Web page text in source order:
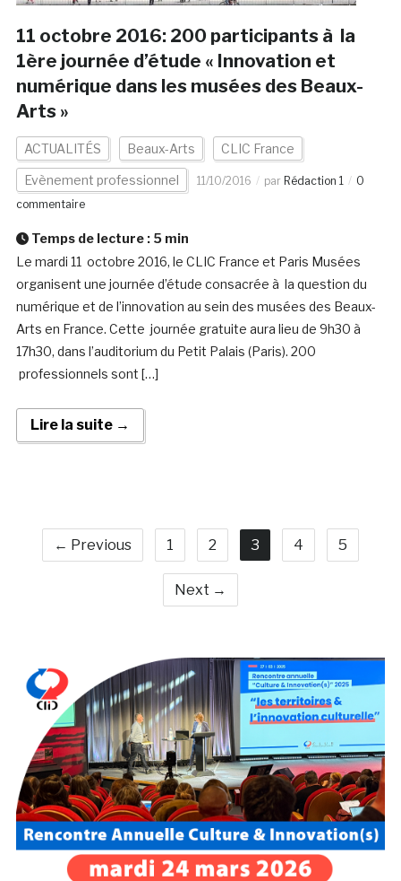
11 octobre 2016: 200 participants à la
1ère journée d’étude « Innovation et
numérique dans les musées des Beaux-
Arts »
ACTUALITÉS Beaux-Arts CLIC France
Evènement professionnel 11/10/2016 par Rédaction 1
0
commentaire
Temps de lecture : 5 min
Le mardi 11 octobre 2016, le CLIC France et Paris Musées
organisent une journée d’étude consacrée à la question du
numérique et de l’innovation au sein des musées des Beaux-
Arts en France. Cette journée gratuite aura lieu de 9h30 à
17h30, dans l’auditorium du Petit Palais (Paris). 200
professionnels sont […]
Lire la suite →
← Previous 1 2 3 4 5
Next →